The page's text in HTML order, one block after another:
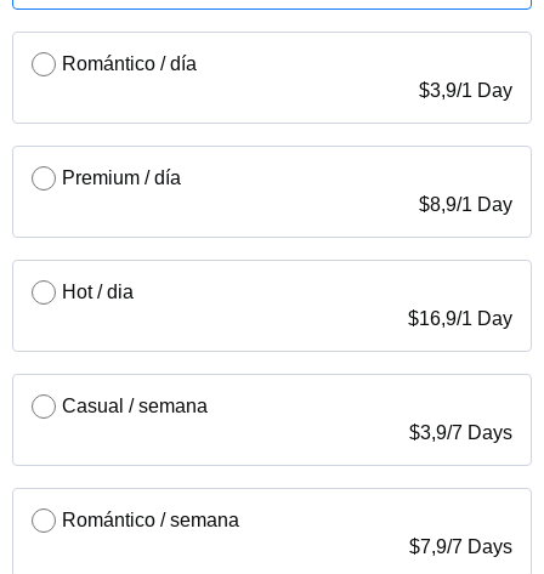
Romántico / día
$3,9/1 Day
Premium / día
$8,9/1 Day
Hot / dia
$16,9/1 Day
Casual / semana
$3,9/7 Days
Romántico / semana
$7,9/7 Days